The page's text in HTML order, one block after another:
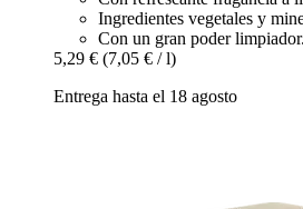
Ingredientes vegetales y
Con un gran poder limpiador.
5,29 € (7,05 € / l)
Entrega hasta el 18 agosto